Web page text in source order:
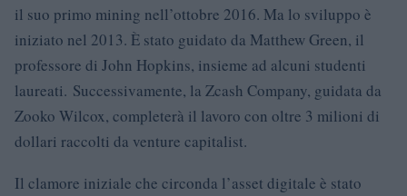
il suo primo mining nell’ottobre 2016. Ma lo sviluppo è
iniziato nel 2013. È stato guidato da Matthew Green, il
professore di John Hopkins, insieme ad alcuni studenti
laureati. Successivamente, la Zcash Company, guidata da
Zooko Wilcox, completerà il lavoro con oltre 3 milioni di
dollari raccolti da venture capitalist.
Il clamore iniziale che circonda l’asset digitale è stato